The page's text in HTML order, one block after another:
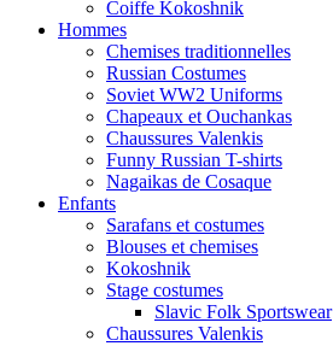
Coiffe Kokoshnik
Hommes
Chemises traditionnelles
Russian Costumes
Soviet WW2 Uniforms
Chapeaux et Ouchankas
Chaussures Valenkis
Funny Russian T-shirts
Nagaikas de Cosaque
Enfants
Sarafans et costumes
Blouses et chemises
Kokoshnik
Stage costumes
Slavic Folk Sportswear
Chaussures Valenkis